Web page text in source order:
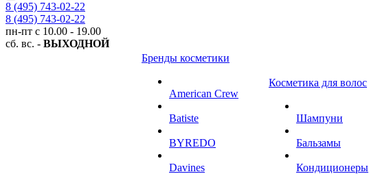
8 (495) 743-02-22
8 (495) 743-02-22
пн-пт с 10.00 - 19.00
сб. вс. - ВЫХОДНОЙ
Бренды косметики
American Crew
Batiste
BYREDO
Davines
Косметика для волос
Шампуни
Бальзамы
Кондиционеры